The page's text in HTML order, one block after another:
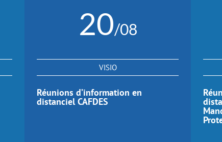
20/08
VISIO
Réunions d’information en
distanciel CAFDES